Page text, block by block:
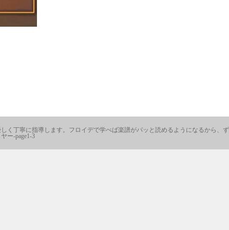
く丁寧に指導します。フロイデで学べば楽譜がパッと読めるようになるから、ず
ー-page1-3